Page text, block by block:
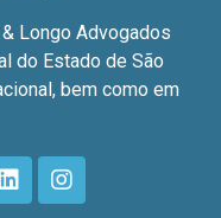
Longo Advogados
do Estado de São
bem como em